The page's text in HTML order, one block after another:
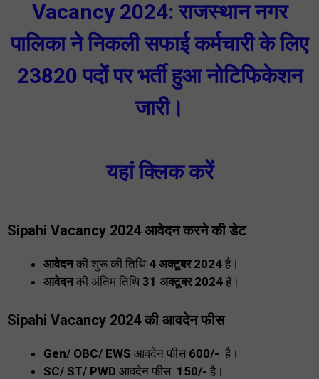
Vacancy 2024: राजस्थान नगर
पालिका ने निकली सफाई कर्मचारी के लिए
23820 पदों पर भर्ती हुआ नोटिफिकेशन
जारी।
यहां क्लिक करें
Sipahi Vacancy 2024आवेदन करने की डेट
आवेदनकी शुरू की तिथि 4 अक्टूबर 2024 है।
आवेदनकी अंतिम तिथि31 अक्टूबर 2024 है।
Sipahi Vacancy 2024की आवदेन फीस
Gen/ OBC/ EWS आवदेन फीस ₹600/- है।
SC/ ST/ PWD आवदेन फीस ₹ 150/- है।